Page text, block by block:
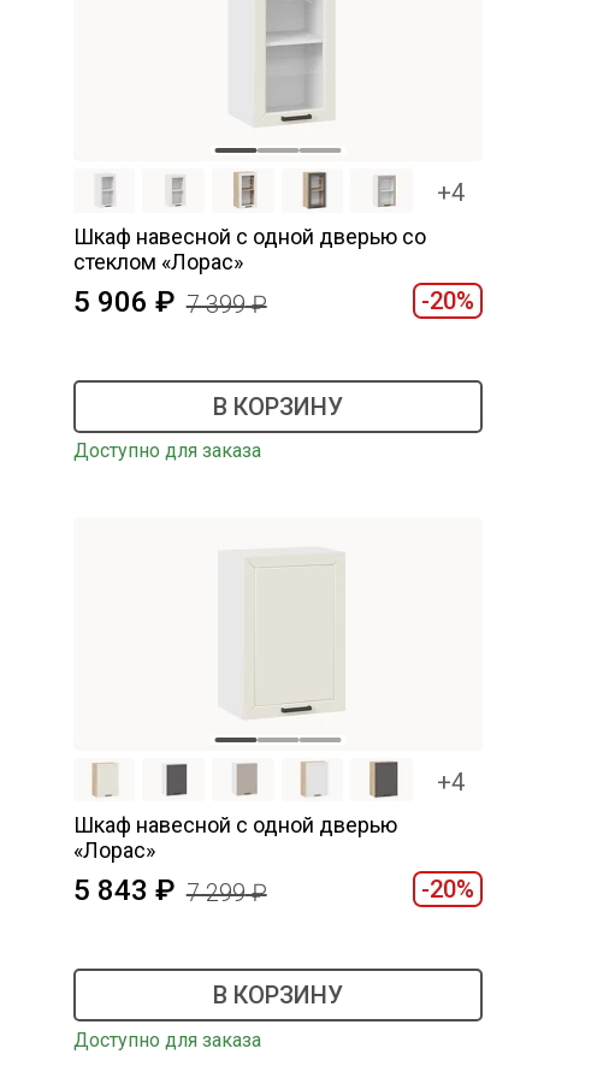
+4
Шкаф навесной c одной дверью со
стеклом «Лорас»
5 906 7 399 -20%
В КОРЗИНУ
Доступно для заказа
+4
Шкаф навесной c одной дверью
«Лорас»
5 843 7 299 -20%
В КОРЗИНУ
Доступно для заказа